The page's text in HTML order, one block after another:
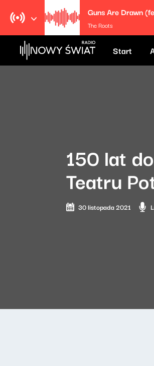
Guns Are Drawn
The Roots
Start
150 lat
Teatru
30 listopada 2021